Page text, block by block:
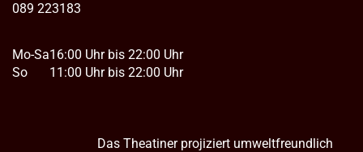
089 223183
Mo-Sa
So
16:00 Uhr bis 22:00 Uhr
11:00 Uhr bis 22:00 Uhr
Das Theatiner projiziert umweltfreundlich